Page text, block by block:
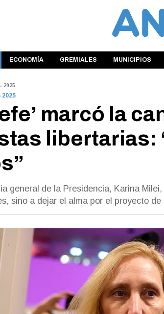
ECONOMÍA GREMIALES MUNICIPIOS
2025
2025
marcó la
libertarias:
general de la Presidencia, Karina
sino a dejar el alma por el proyecto